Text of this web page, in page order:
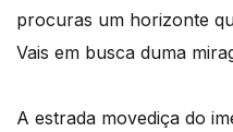
procuras um horizonte
Vais em busca duma
A estrada movediça do